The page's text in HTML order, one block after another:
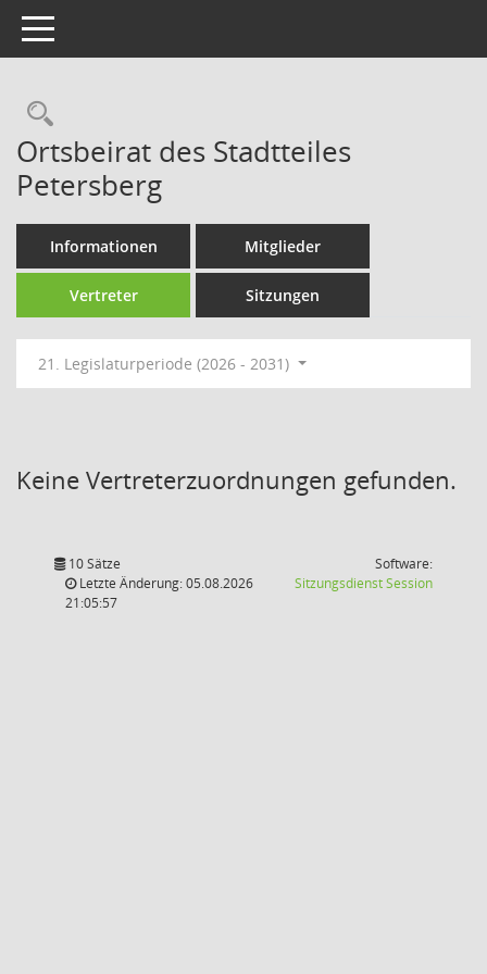
Toggle navigation
Rechercheauswahl
Ortsbeirat des Stadtteiles
Petersberg
Informationen Mitglieder
Vertreter Sitzungen
21. Legislaturperiode (2026 - 2031)
Keine Vertreterzuordnungen gefunden.
10 Sätze
Letzte Änderung: 05.08.2026
21:05:57
Software:
SitzungsdienstSession(Wird in